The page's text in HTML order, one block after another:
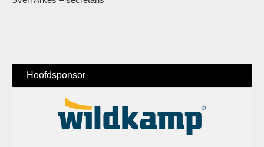
Hoofdsponsor